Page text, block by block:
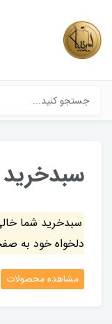
سبدخرید
سبدخرید شما
دلخواه خود به
مشاهده محصولات